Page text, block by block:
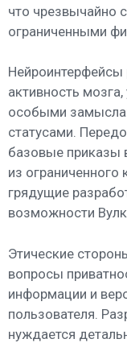
что чрезвычайно
ограниченными
Нейроинтерфейсы
активность
особыми
статусами.
базовые приказы
из ограниченного
грядущие
возможности
Этические
вопросы
информации и
пользователя.
нуждается